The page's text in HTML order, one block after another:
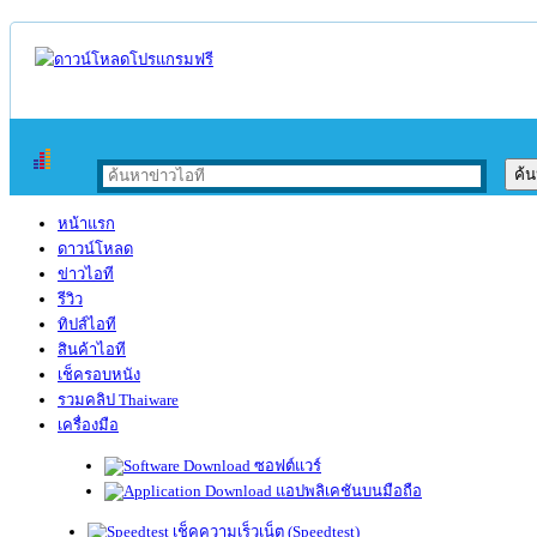
หน้าแรก
ดาวน์โหลด
ข่าวไอที
รีวิว
ทิปส์ไอที
สินค้าไอที
เช็ครอบหนัง
รวมคลิป Thaiware
เครื่องมือ
ซอฟต์แวร์
แอปพลิเคชันบนมือถือ
เช็คความเร็วเน็ต (Speedtest)